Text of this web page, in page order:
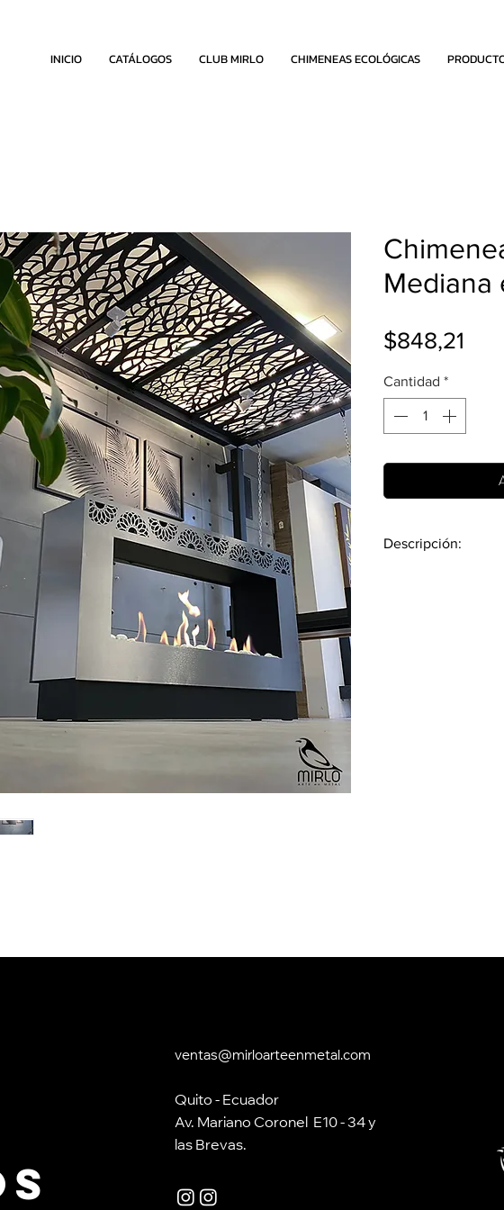
INICIO CATÁLOGOS CLUB MIRLO CHIMENEAS ECOLÓGICAS
Mediana
$848,21
Cantidad *
Descripción:
ventas@mirloarteenmetal.com
Quito - Ecuador
Av. Mariano Coronel E10 - 34 y
las Brevas.